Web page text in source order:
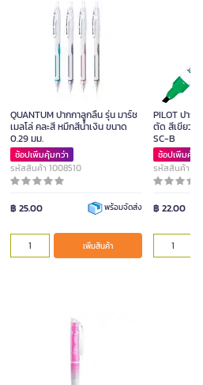
QUANTUM ปากกาลูกลื่น รุ่น มาร์ช
เมลโล่ คละสี หมึกสีน้ำเงิน ขนาด
0.29 มม.
ช้อปเพิ่มคุ้มกว่า
รหัสสินค้า 1008510
฿ 25.00 พร้อมจัดส่ง
เพิ่มสินค้า
PILOT ปาก
ตัด สีเขียว ข
SC-B
ช้อปเพิ่มคุ้ม
รหัสสินค้า
฿ 22.00